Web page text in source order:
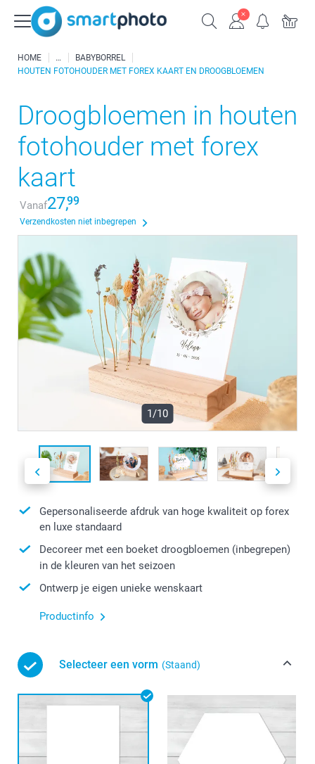
HOME
BABYBORREL
HOUTEN FOTOHOUDER MET FOREX KAART EN DROOGBLOEMEN
Droogbloemen in houten
fotohouder met forex
kaart
Vanaf27,99
Verzendkosten niet inbegrepen
1/10
Gepersonaliseerde afdruk van hoge kwaliteit op forex
en luxe standaard
Decoreer met een boeket droogbloemen (inbegrepen)
in de kleuren van het seizoen
Ontwerp je eigen unieke wenskaart
Productinfo
Selecteer een vorm (Staand)